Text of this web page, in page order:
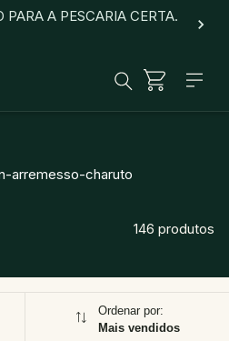
PARA A PESCARIA CERTA.
arremesso-charuto
146 produtos
Ordenar por:
Mais vendidos